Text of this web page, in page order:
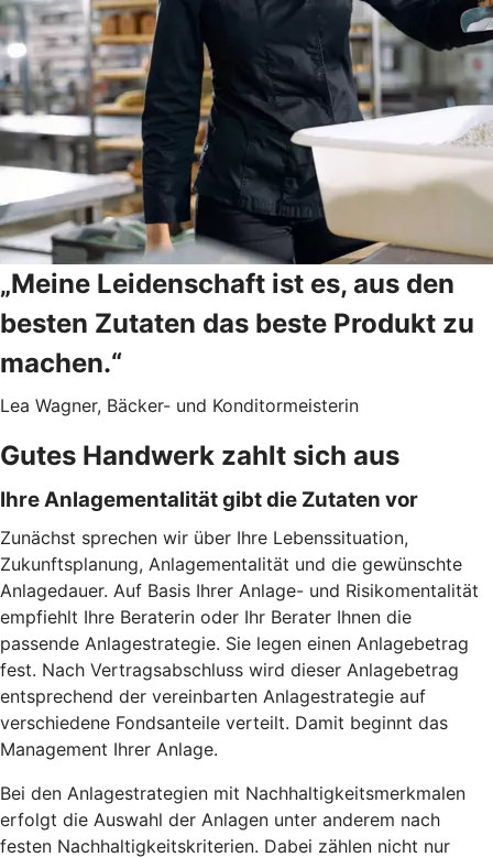
„Meine Leidenschaft ist es, aus den
besten Zutaten das beste Produkt zu
machen.“
Lea Wagner, Bäcker- und Konditormeisterin
Gutes Handwerk zahlt sich aus
Ihre Anlagementalität gibt die Zutaten vor
Zunächst sprechen wir über Ihre Lebenssituation,
Zukunftsplanung, Anlagementalität und die gewünschte
Anlagedauer. Auf Basis Ihrer Anlage- und Risikomentalität
empfiehlt Ihre Beraterin oder Ihr Berater Ihnen die
passende Anlagestrategie. Sie legen einen Anlagebetrag
fest. Nach Vertragsabschluss wird dieser Anlagebetrag
entsprechend der vereinbarten Anlagestrategie auf
verschiedene Fondsanteile verteilt. Damit beginnt das
Management Ihrer Anlage.
Bei den Anlagestrategien mit Nachhaltigkeitsmerkmalen
erfolgt die Auswahl der Anlagen unter anderem nach
festen Nachhaltigkeitskriterien. Dabei zählen nicht nur